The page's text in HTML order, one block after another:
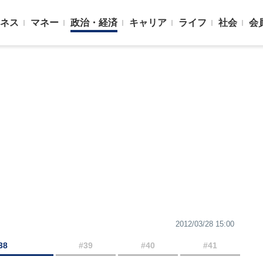
ス マネー 政治・経済 キャリア ライフ 社会 会
2012/03/28 15:00
#39 #40 #41